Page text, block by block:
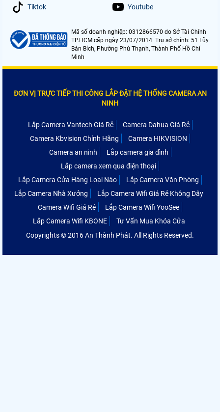
Tiktok Youtube
Mã số doanh nghiệp: 0312866570 do Sở Tài Chính
TP.HCM cấp ngày 23/07/2014. Trụ sở chính: 51 Lũy
Bán Bích, Phường Phú Thạnh, Thành Phố Hồ Chí
Minh
ĐƠN VỊ TRỰC TIẾP THI CÔNG LẮP ĐẶT HỆ THỐNG CAMERA AN
NINH
Lắp Camera Vantech Giá Rẻ
Camera Dahua Giá Rẻ
Camera Kbvision Chính Hãng
Camera HIKVISION
Camera an ninh
Lắp camera gia đình
Lắp camera xem qua điện thoại
Lắp Camera Cửa Hàng Loại Nào
Lắp Camera Văn Phòng
Lắp Camera Nhà Xưởng
Lắp Camera Wifi Giá Rẻ Không Dây
Camera Wifi Giá Rẻ
Lắp Camera Wifi YooSee
Lắp Camera Wifi KBONE
Tư Vấn Mua Khóa Cửa
Copyrights © 2016 An Thành Phát. All Rights Reserved.